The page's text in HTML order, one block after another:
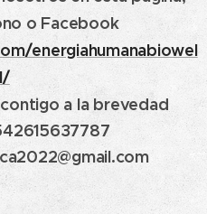
o Facebook
energiahumanabiowel
l/
a la brevedad